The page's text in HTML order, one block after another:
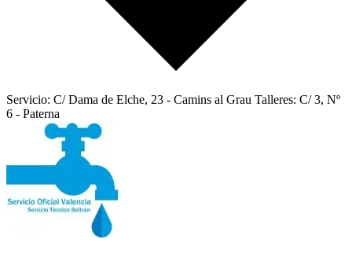
Servicio: C/ Dama de Elche, 23 - Camins al Grau Talleres: C/ 3, Nº
6 - Paterna